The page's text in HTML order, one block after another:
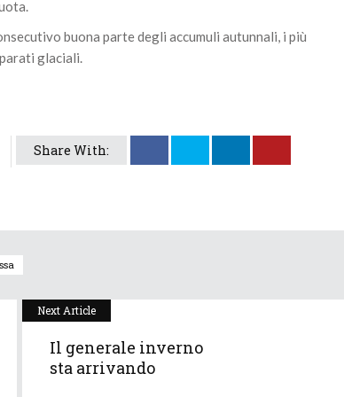
buona parte degli accumuli autunnali, i più
glaciali.
Share With:
Next Article
Il generale inverno
sta arrivando